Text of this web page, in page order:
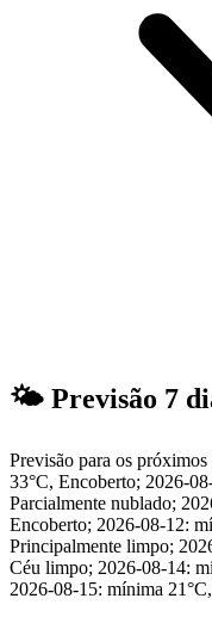
🌤 Previsão 7
Previsão para os
33°C, Encoberto; 2026-
Parcialmente nublado;
Encoberto; 2026-08-12:
Principalmente limpo;
Céu limpo; 2026-08-14:
2026-08-15: mínima